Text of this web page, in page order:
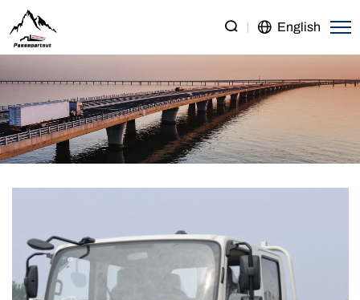
JMC
Carrying
Plus
4×2
Cargo
Truck
English